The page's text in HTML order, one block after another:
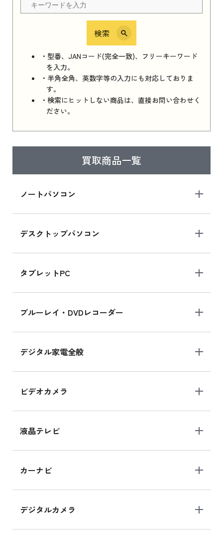
検索
・型番、JANコード(完全一致)、フリーキーワード
を入力。
・半角全角、英数字等の入力にも対応しておりま
す。
・検索にヒットしない商品は、直接お問い合わせく
ださい。
買取商品一覧
ノートパソコン
デスクトップパソコン
タブレットPC
ブルーレイ・DVDレコーダー
デジタル家電全般
ビデオカメラ
液晶テレビ
カーナビ
デジタルカメラ